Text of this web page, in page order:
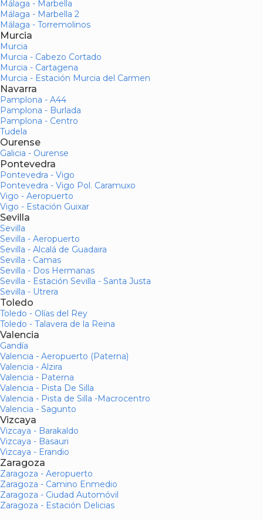
Málaga - Marbella
Málaga - Marbella 2
Málaga - Torremolinos
Murcia
Murcia
Murcia - Cabezo Cortado
Murcia - Cartagena
Murcia - Estación Murcia del Carmen
Navarra
Pamplona - A44
Pamplona - Burlada
Pamplona - Centro
Tudela
Ourense
Galicia - Ourense
Pontevedra
Pontevedra - Vigo
Pontevedra - Vigo Pol. Caramuxo
Vigo - Aeropuerto
Vigo - Estación Guixar
Sevilla
Sevilla
Sevilla - Aeropuerto
Sevilla - Alcalá de Guadaira
Sevilla - Camas
Sevilla - Dos Hermanas
Sevilla - Estación Sevilla - Santa Justa
Sevilla - Utrera
Toledo
Toledo - Olías del Rey
Toledo - Talavera de la Reina
Valencia
Gandía
Valencia - Aeropuerto (Paterna)
Valencia - Alzira
Valencia - Paterna
Valencia - Pista De Silla
Valencia - Pista de Silla -Macrocentro
Valencia - Sagunto
Vizcaya
Vizcaya - Barakaldo
Vizcaya - Basauri
Vizcaya - Erandio
Zaragoza
Zaragoza - Aeropuerto
Zaragoza - Camino Enmedio
Zaragoza - Ciudad Automóvil
Zaragoza - Estación Delicias